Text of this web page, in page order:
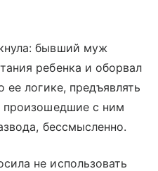
бывший муж
ребенка и оборвал
ее логике, предъявлять
произошедшие с ним
бессмысленно.
не использовать